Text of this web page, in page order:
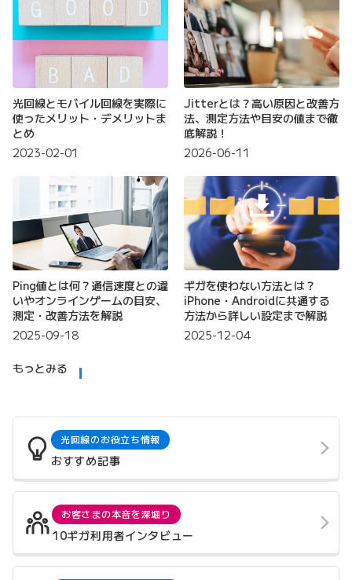
光回線とモバイル回線を実際に
使ったメリット・デメリットま
とめ
2023-02-01
Jitterとは？高い原因と改善方
法、測定方法や目安の値まで徹
底解説！
2026-06-11
Ping値とは何？通信速度との違
いやオンラインゲームの目安、
測定・改善方法を解説
2025-09-18
ギガを使わない方法とは？
iPhone・Androidに共通する
方法から詳しい設定まで解説
2025-12-04
もっとみる
光回線のお役立ち情報
おすすめ記事
お客さまの本音を深堀り
10ギガ利用者インタビュー